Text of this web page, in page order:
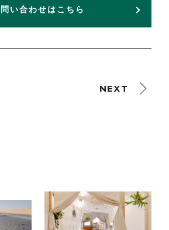
い合わせはこちら
NEXT